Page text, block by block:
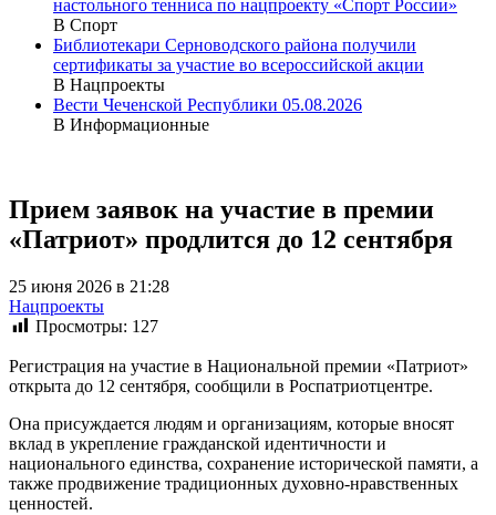
настольного тенниса по нацпроекту «Спорт России»
В Спорт
Библиотекари Серноводского района получили
сертификаты за участие во всероссийской акции
В Нацпроекты
Вести Чеченской Республики 05.08.2026
В Информационные
Прием заявок на участие в премии
«Патриот» продлится до 12 сентября
25 июня 2026 в 21:28
Нацпроекты
Просмотры: 127
Регистрация на участие в Национальной премии «Патриот»
открыта до 12 сентября, сообщили в Роспатриотцентре.
Она присуждается людям и организациям, которые вносят
вклад в укрепление гражданской идентичности и
национального единства, сохранение исторической памяти, а
также продвижение традиционных духовно-нравственных
ценностей.